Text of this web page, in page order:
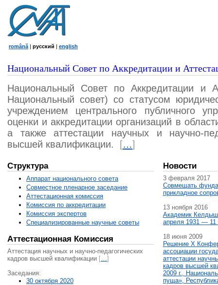
română | русский | english
Национальный Совет по Аккредитации и
Национальный Совет по Аккредитации и
Национальный совет) со статусом
учреждением центрального публичного
оценки и аккредитации организаций в
а также аттестации научных и научно-
высшей квалификации.
[…]
Структура
Аппарат национального совета
Совместное пленарное заседание
Аттестационная комисcия
Комиссия по аккредитации
Комиссия экспертов
Специализированные научные советы
Аттестационная Комиссия
Аттестация научных и научно-педагогических
кадров высшей квалификации […]
Заседания:
30 октября 2020
Новости
3 февраля 2017
Совмещать
прикладное
13 ноября 2016
Академик
апреля 1931 — 11
18 июня 2009
Решение X
ассоциации
аттестации
кадров высшей
2009 г.,
пуща»,